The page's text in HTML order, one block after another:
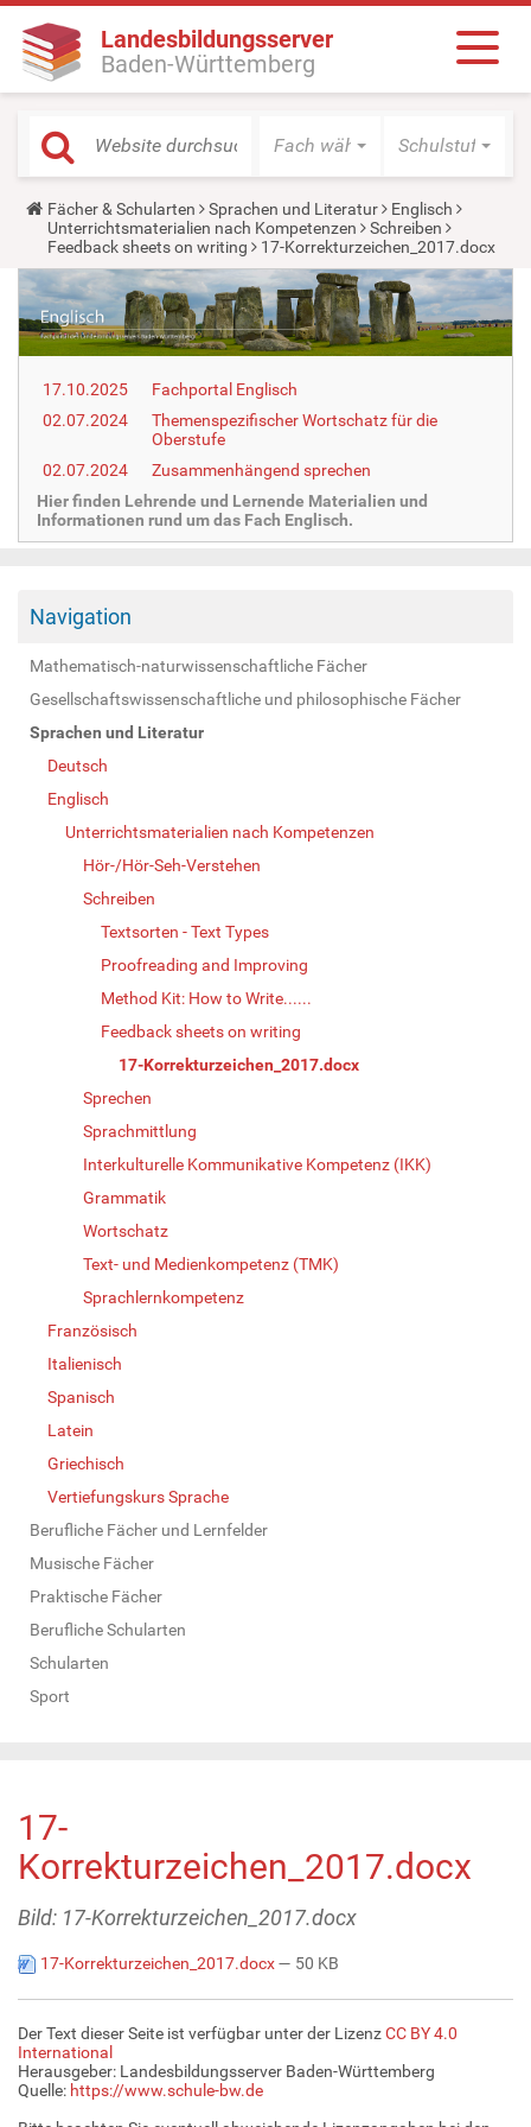
Landesbildungsserver
Baden-Württemberg
Fach wählen Schulstufe
Y
o
u
a
e
h
e
r
:
Fächer & Schularten Sprachen und Literatur
Englisch
Unterrichtsmaterialien nach Kompetenzen
Schreiben
Feedback sheets on writing
17-Korrekturzeichen_2017.docx
17.10.2025
Fachportal Englisch
02.07.2024
Themenspezifischer Wortschatz für die
Oberstufe
02.07.2024
Zusammenhängend sprechen
Hier finden Lehrende und Lernende Materialien und
Informationen rund um das Fach Englisch.
Navigation
Mathematisch-naturwissenschaftliche Fächer
Gesellschaftswissenschaftliche und philosophische Fächer
Sprachen und Literatur
Deutsch
Englisch
Unterrichtsmaterialien nach Kompetenzen
Hör-/Hör-Seh-Verstehen
Schreiben
Textsorten - Text Types
Proofreading and Improving
Method Kit: How to Write......
Feedback sheets on writing
17-Korrekturzeichen_2017.docx
Sprechen
Sprachmittlung
Interkulturelle Kommunikative Kompetenz (IKK)
Grammatik
Wortschatz
Text- und Medienkompetenz (TMK)
Sprachlernkompetenz
Französisch
Italienisch
Spanisch
Latein
Griechisch
Vertiefungskurs Sprache
Berufliche Fächer und Lernfelder
Musische Fächer
Praktische Fächer
Berufliche Schularten
Schularten
Sport
17-
Korrekturzeichen_2017.docx
Bild: 17-Korrekturzeichen_2017.docx
17-Korrekturzeichen_2017.docx— 50 KB
Der Text dieser Seite ist verfügbar unter der LizenzCC BY 4.0
International
Herausgeber: Landesbildungsserver Baden-Württemberg
Quelle: https://www.schule-bw.de